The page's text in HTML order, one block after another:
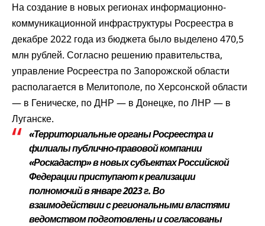
На создание в новых регионах информационно-
коммуникационной инфраструктуры Росреестра в
декабре 2022 года из бюджета было выделено 470,5
млн рублей. Согласно решению правительства,
управление Росреестра по Запорожской области
располагается в Мелитополе, по Херсонской области
— в Геническе, по ДНР — в Донецке, по ЛНР — в
Луганске.
«Территориальные органы Росреестра и
филиалы публично-правовой компании
«Роскадастр» в новых субъектах Российской
Федерации приступают к реализации
полномочий в январе 2023 г. Во
взаимодействии с региональными властями
ведомством подготовлены и согласованы